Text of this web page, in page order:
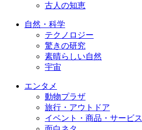
古人の知恵
自然・科学
テクノロジー
驚きの研究
素晴らしい自然
宇宙
エンタメ
動物プラザ
旅行・アウトドア
イベント・商品・サービス